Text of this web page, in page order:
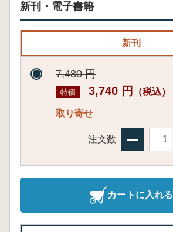
新刊・電子書籍
新刊
7,480 円
特価 3,740 円 （税込）
取り寄せ
注文数
カートに入れる